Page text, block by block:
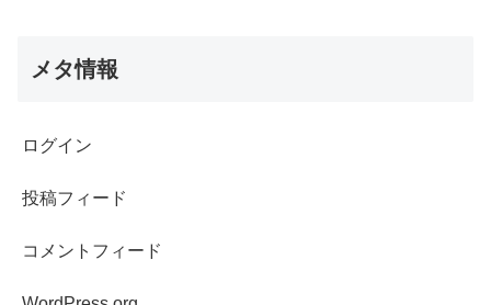
メタ情報
ログイン
投稿フィード
コメントフィード